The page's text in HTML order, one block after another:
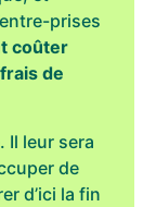
prises
coûter
de
Il leur sera
de
d’ici la fin